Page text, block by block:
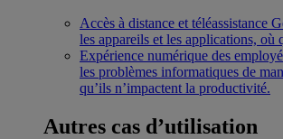
Accès à distance et téléassistance
les appareils et les applications, où
Expérience numérique des
les problèmes informatiques de
qu’ils n’impactent la productivité.
Autres cas d’utilisation